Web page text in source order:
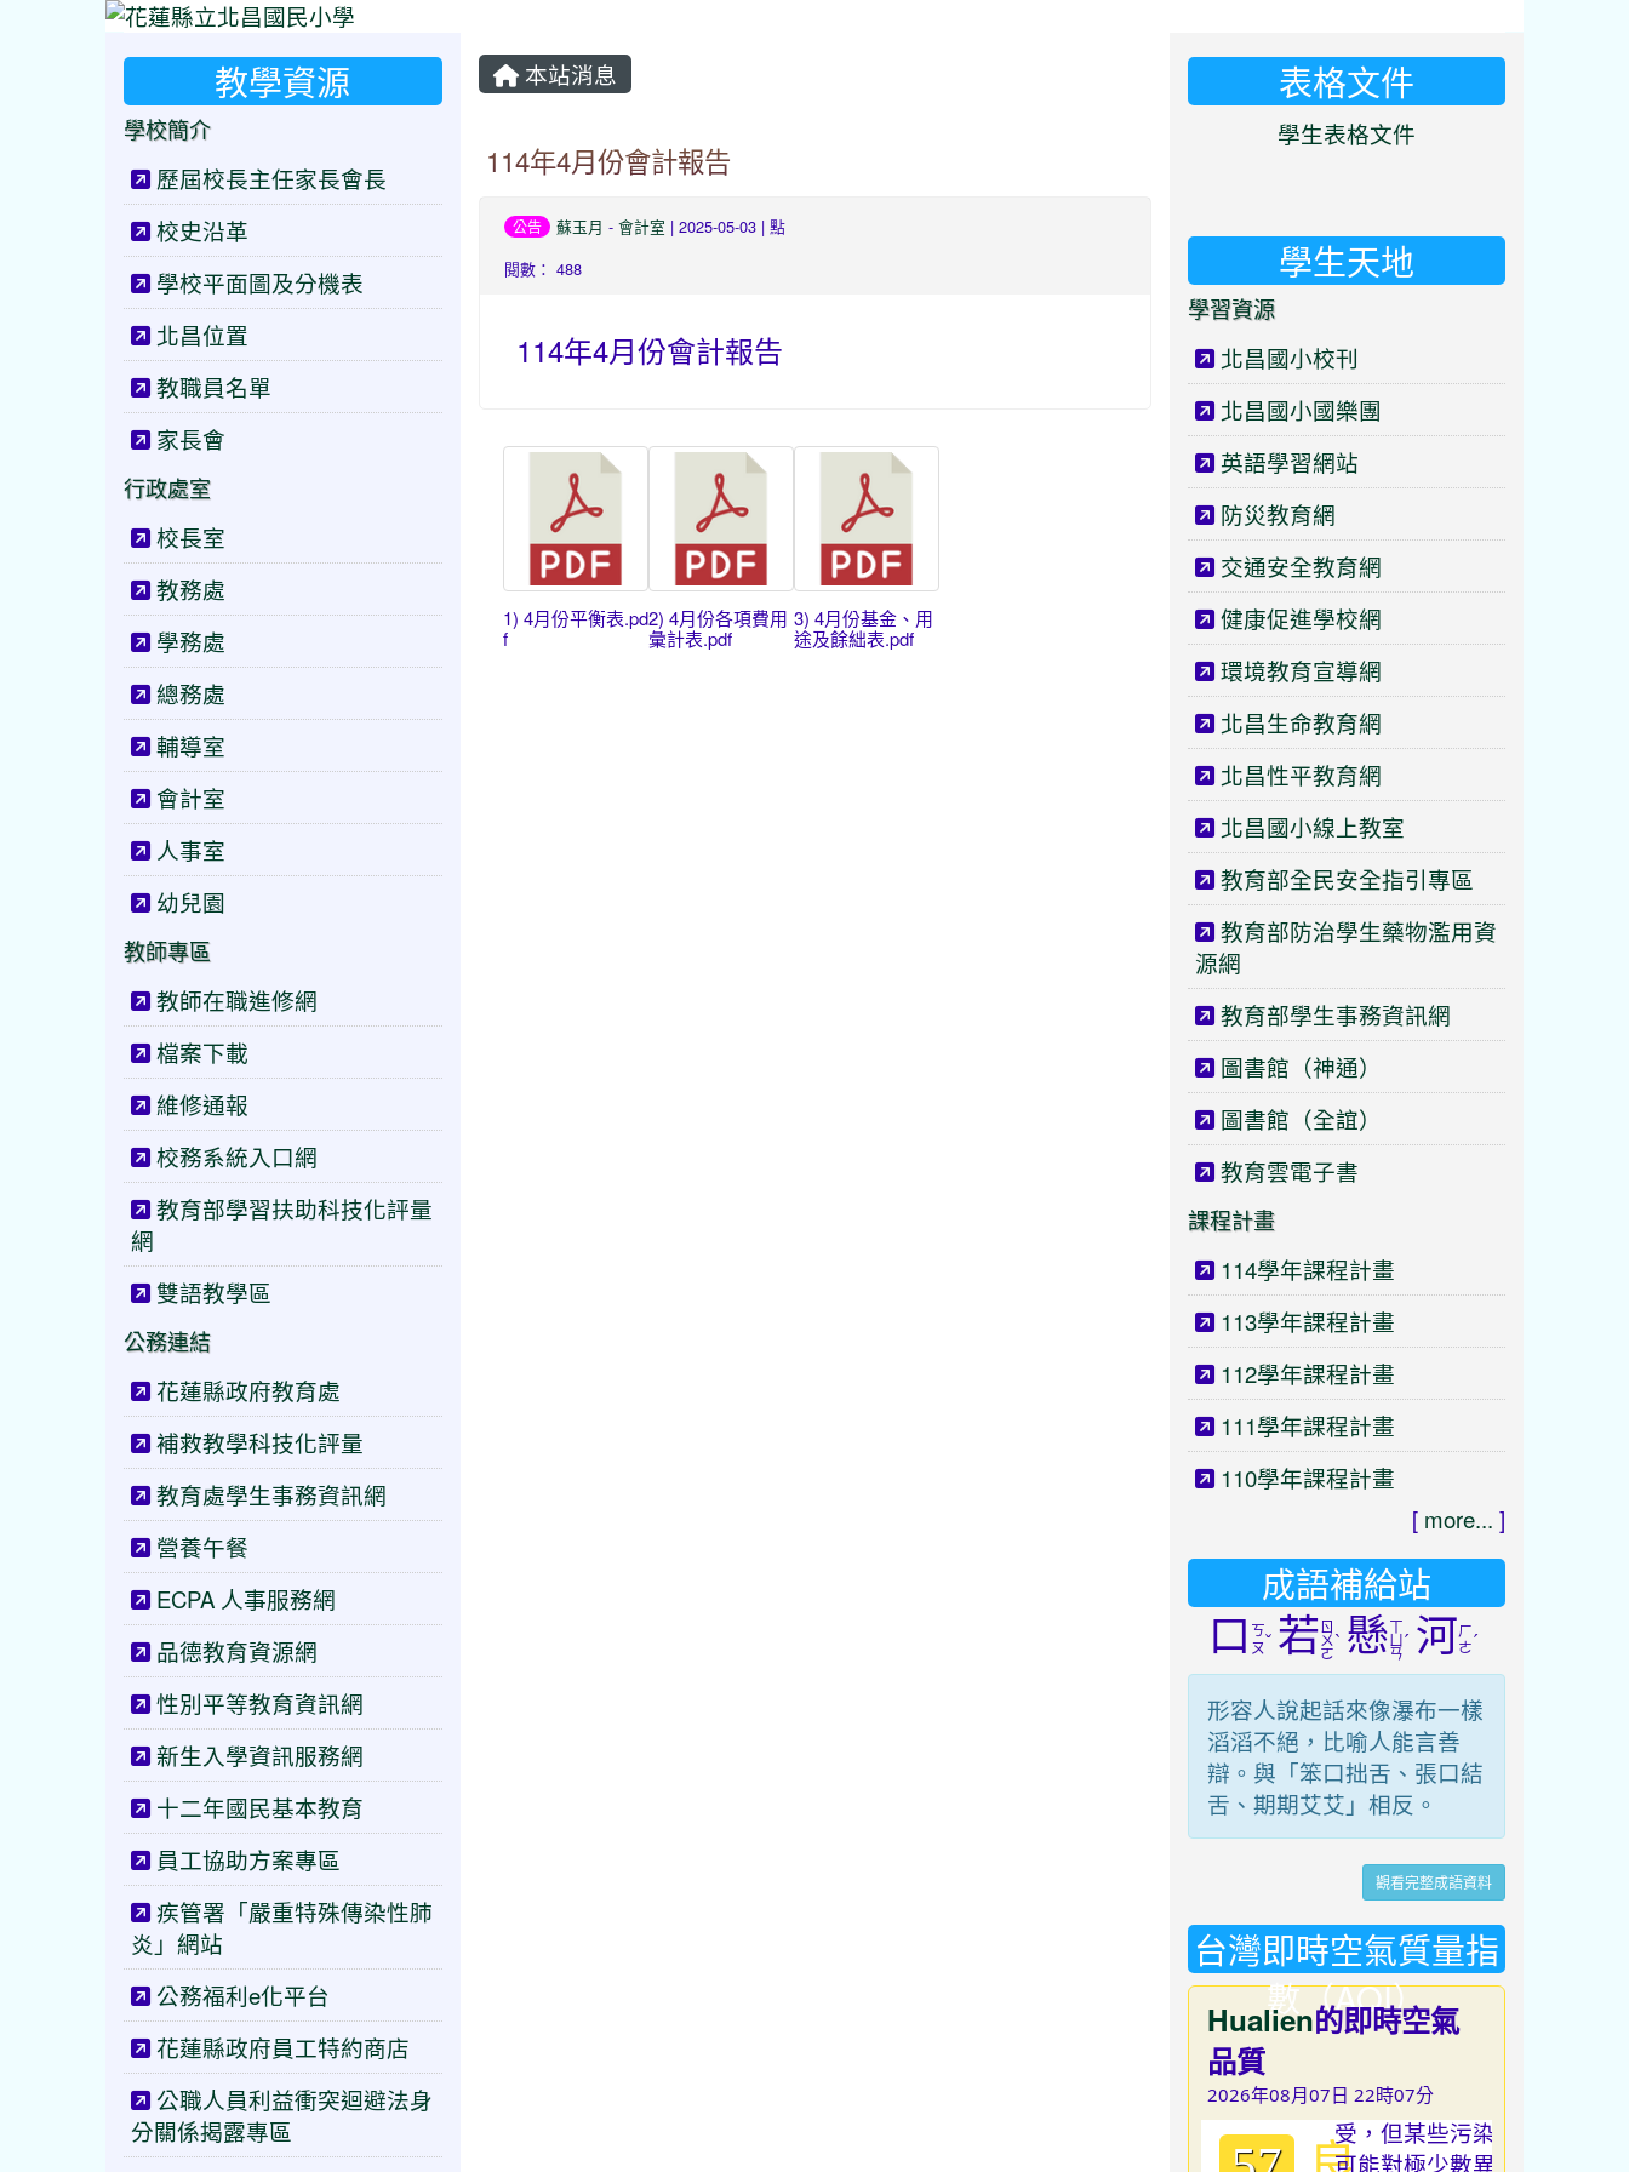
本站消息
114年4月份會計報告
公告 蘇玉月 - 會計室 | 2025-05-03 | 點
閱數： 488
114年4月份會計報告
1) 4月份平衡表.pd
f
2) 4月份各項費用
彙計表.pdf
3) 4月份基金、用
途及餘絀表.pdf
教學資源
學校簡介
歷屆校長主任家長會長
校史沿革
學校平面圖及分機表
北昌位置
教職員名單
家長會
行政處室
校長室
教務處
學務處
總務處
輔導室
會計室
人事室
幼兒園
教師專區
教師在職進修網
檔案下載
維修通報
校務系統入口網
教育部學習扶助科技化評量
網
雙語教學區
公務連結
花蓮縣政府教育處
補救教學科技化評量
教育處學生事務資訊網
營養午餐
ECPA 人事服務網
品德教育資源網
性別平等教育資訊網
新生入學資訊服務網
十二年國民基本教育
員工協助方案專區
疾管署「嚴重特殊傳染性肺
炎」網站
公務福利e化平台
花蓮縣政府員工特約商店
公職人員利益衝突迴避法身
分關係揭露專區
表格文件
學生表格文件
學生天地
學習資源
北昌國小校刊
北昌國小國樂團
英語學習網站
防災教育網
交通安全教育網
健康促進學校網
環境教育宣導網
北昌生命教育網
北昌性平教育網
北昌國小線上教室
教育部全民安全指引專區
教育部防治學生藥物濫用資
源網
教育部學生事務資訊網
圖書館（神通）
圖書館（全誼）
教育雲電子書
課程計畫
114學年課程計畫
113學年課程計畫
112學年課程計畫
111學年課程計畫
110學年課程計畫
[ more... ]
成語補給站
口
ㄎ
ㄡˇ 若ㄖ
ㄨ
ㄛ
ˋ 懸ㄩ
ㄢ
ˊ 河ㄏ
ㄜˊ
形容人說起話來像瀑布一樣
滔滔不絕，比喻人能言善
辯。與「笨口拙舌、張口結
舌、期期艾艾」相反。
觀看完整成語資料
台灣即時空氣質量指
數（AQI）
Hualien的即時空氣
品質
2026年08月07日 22時07分